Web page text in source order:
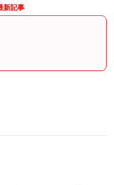
新記事